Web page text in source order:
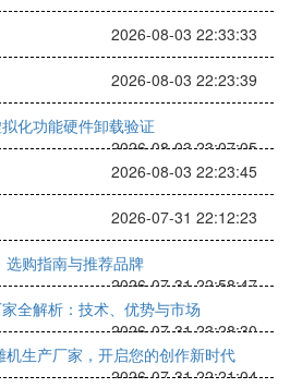
2026-08-03 22:33:33
2026-08-03 22:23:39
化功能硬件卸载验证
2026-08-03 23:07:05
2026-08-03 22:23:45
2026-07-31 22:12:23
购指南与推荐品牌
2026-07-31 22:58:47
全解析：技术、优势与市场
2026-07-31 23:28:30
生产厂家，开启您的创作新时代
2026-07-31 22:21:04